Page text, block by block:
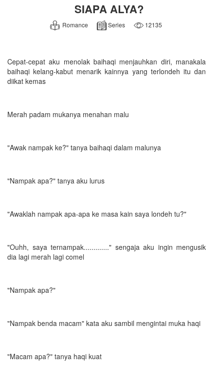
SIAPA ALYA?
Romance Series 12135
Cepat-cepat aku menolak baihaqi menjauhkan diri, manakala
baihaqi kelang-kabut menarik kainnya yang terlondeh itu dan
diikat kemas
Merah padam mukanya menahan malu
"Awak nampak ke?" tanya baihaqi dalam malunya
"Nampak apa?" tanya aku lurus
"Awaklah nampak apa-apa ke masa kain saya londeh tu?"
"Ouhh, saya ternampak............." sengaja aku ingin mengusik
dia lagi merah lagi comel
"Nampak apa?"
"Nampak benda macam" kata aku sambil mengintai muka haqi
"Macam apa?" tanya haqi kuat